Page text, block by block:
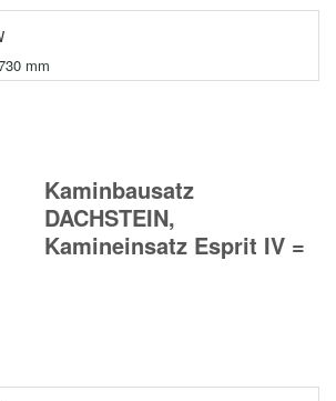
mm
Kaminbausatz
DACHSTEIN,
Kamineinsatz Esprit IV =